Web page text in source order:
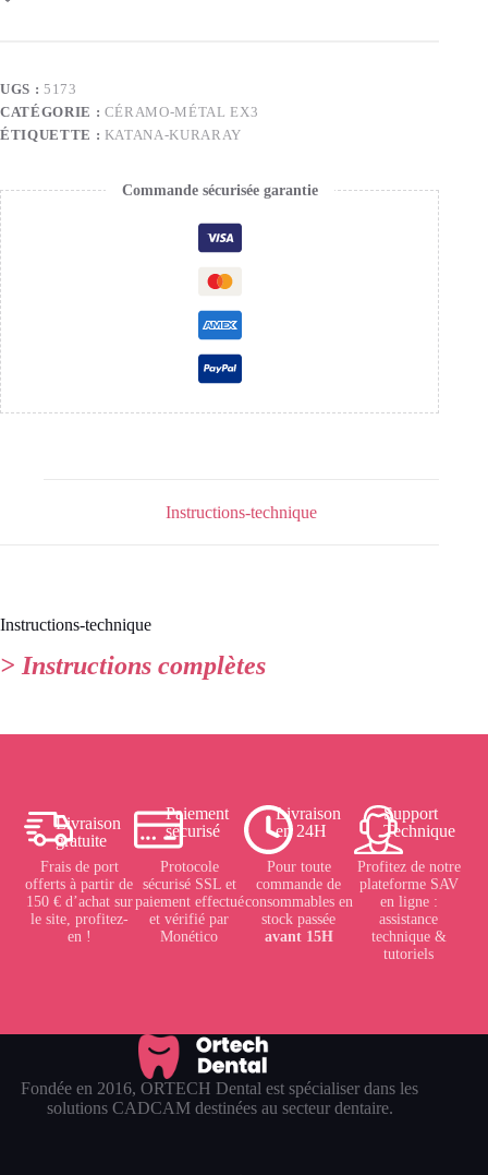
UGS : 5173
CATÉGORIE : CÉRAMO-MÉTAL EX3
ÉTIQUETTE : KATANA-KURARAY
Commande sécurisée garantie
Instructions-technique
Instructions-technique
> Instructions complètes
Livraison
gratuite
Frais de port
offerts à partir de
150 € d’achat sur
le site, profitez-
en !
Paiement
sécurisé
Protocole
sécurisé SSL et
paiement effectué
et vérifié par
Monético
Livraison
en 24H
Pour toute
commande de
consommables en
stock passée
avant 15H
Support
Technique
Profitez de notre
plateforme SAV
en ligne :
assistance
technique &
tutoriels
Fondée en 2016, ORTECH Dental est spécialiser dans les
solutions CADCAM destinées au secteur dentaire.